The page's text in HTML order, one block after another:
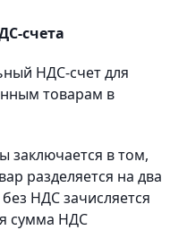
счета
НДС-счет для
товарам в
заключается в том,
разделяется на два
НДС зачисляется
сумма НДС